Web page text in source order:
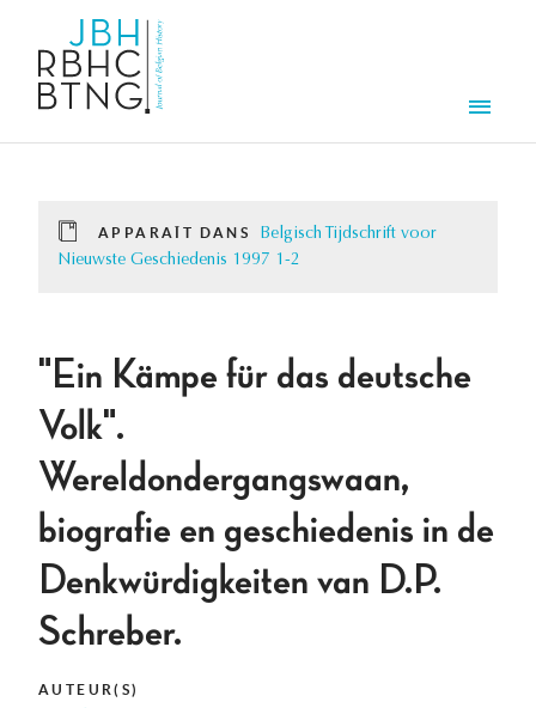
APPARAÎT DANS
Belgisch Tijdschrift voor
Nieuwste Geschiedenis 1997 1-2
"Ein Kämpe für das deutsche
Volk".
Wereldondergangswaan,
biografie en geschiedenis in de
Denkwürdigkeiten van D.P.
Schreber.
AUTEUR(S)